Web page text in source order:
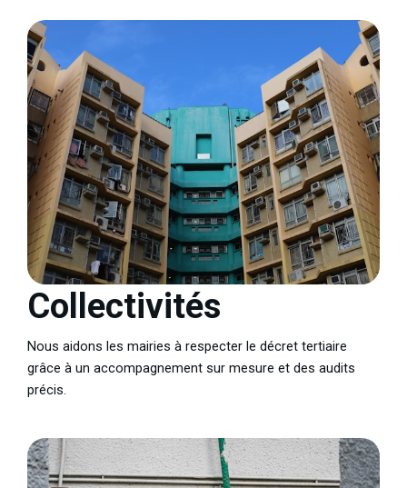
Collectivités
Nous aidons les mairies à respecter le décret tertiaire
grâce à un accompagnement sur mesure et des audits
précis.